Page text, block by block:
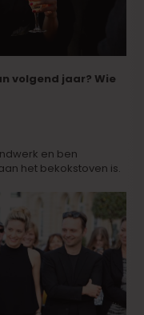
volgend jaar? Wie
en ben
het bekokstoven is.